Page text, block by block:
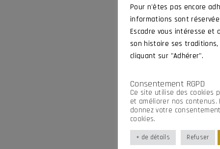
Pour n'êtes pas encore
informations sont
Escadre vous intéresse et
son histoire ses
cliquant sur "Adhérer".
Consentement RGPD
Ce site utilise des cookies
et améliorer nos
donnez votre
cookies.
+ de détails Refuser